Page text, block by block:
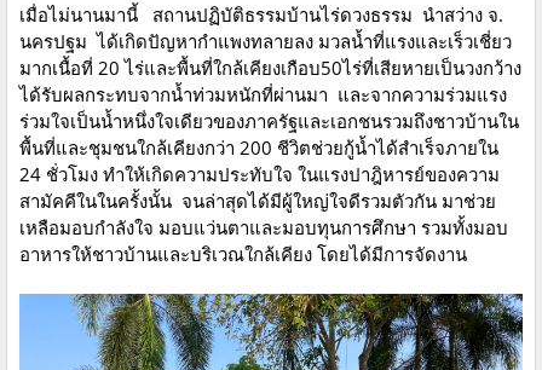
เมื่อไม่นานมานี้ สถานปฏิบัติธรรมบ้านไร่ดวงธรรม นำสว่าง จ.
นครปฐม ได้เกิดปัญหากำแพงทลายลง มวลน้ำที่แรงและเร็วเชี่ยว
มากเนื้อที่ 20 ไร่และพื้นที่ใกล้เคียงเกือบ50ไร่ที่เสียหายเป็นวงกว้าง
ได้รับผลกระทบจากน้ำท่วมหนักที่ผ่านมา และจากความร่วมแรง
ร่วมใจเป็นน้ำหนึ่งใจเดียวของภาครัฐและเอกชนรวมถึงชาวบ้านใน
พื้นที่และชุมชนใกล้เคียงกว่า 200 ชีวิตช่วยกู้น้ำได้สำเร็จภายใน
24 ชั่วโมง ทำให้เกิดความประทับใจ ในแรงปาฎิหารย์ของความ
สามัคคีในในครั้งนั้น จนล่าสุดได้มีผู้ใหญ่ใจดีรวมตัวกัน มาช่วย
เหลือมอบกำลังใจ มอบแว่นตาและมอบทุนการศึกษา รวมทั้งมอบ
อาหารให้ชาวบ้านและบริเวณใกล้เคียง โดยได้มีการจัดงาน